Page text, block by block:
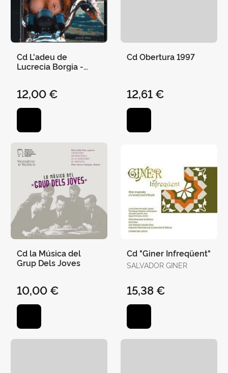
Cd L'adeu de
Lucrecia Borgia -
12,00 €
Cd Obertura 1997
12,61 €
Cd la Música del
Grup Dels Joves
10,00 €
Cd "Giner Infreqüent"
SALVADOR GINER
15,38 €